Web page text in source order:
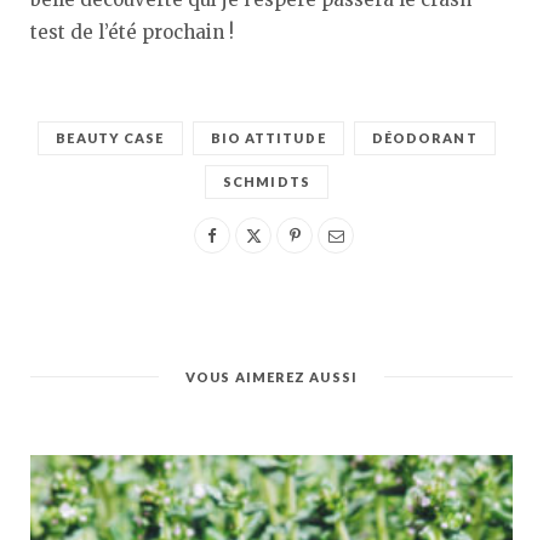
test de l’été prochain !
BEAUTY CASE BIO ATTITUDE DÉODORANT
SCHMIDTS
VOUS AIMEREZ AUSSI